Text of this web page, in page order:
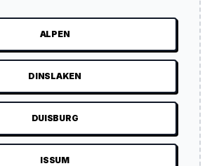
ALPEN
DINSLAKEN
DUISBURG
ISSUM